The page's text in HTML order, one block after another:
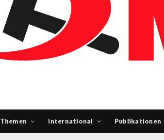
Themen International Publikationen